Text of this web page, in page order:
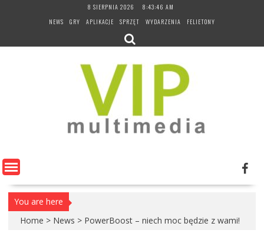
8 SIERPNIA 2026
8:43:47 AM
NEWS
GRY APLIKACJE SPRZĘT WYDARZENIA FELIETONY
You are here
Home > News > PowerBoost – niech moc będzie z wami!